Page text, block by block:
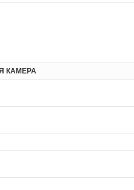
КАМЕРА